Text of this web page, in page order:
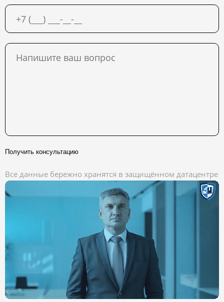
Получить консультацию
Все данные бережно хранятся в защищённом датацентре